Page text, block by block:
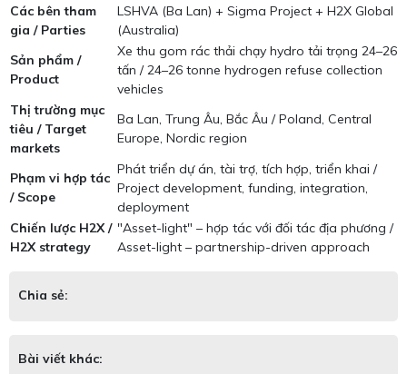
Các bên tham
gia / Parties
LSHVA (Ba Lan) + Sigma Project + H2X Global
(Australia)
Sản phẩm /
Product
Xe thu gom rác thải chạy hydro tải trọng 24–26
tấn / 24–26 tonne hydrogen refuse collection
vehicles
Thị trường mục
tiêu / Target
markets
Ba Lan, Trung Âu, Bắc Âu / Poland, Central
Europe, Nordic region
Phạm vi hợp tác
/ Scope
Phát triển dự án, tài trợ, tích hợp, triển khai /
Project development, funding, integration,
deployment
Chiến lược H2X /
H2X strategy
"Asset-light" – hợp tác với đối tác địa phương /
Asset-light – partnership-driven approach
Chia sẻ:
Bài viết khác: